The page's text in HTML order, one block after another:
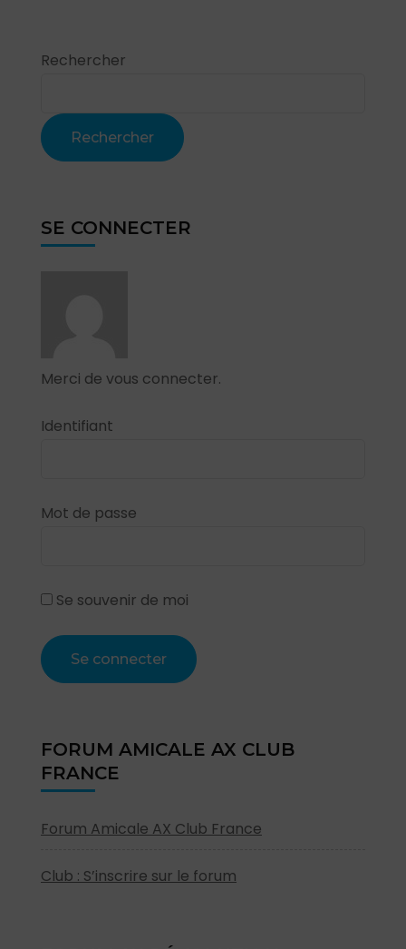
Rechercher
Rechercher
SE CONNECTER
Merci de vous connecter.
Identifiant
Mot de passe
Se souvenir de moi
FORUM AMICALE AX CLUB
FRANCE
Forum Amicale AX Club France
Club : S’inscrire sur le forum